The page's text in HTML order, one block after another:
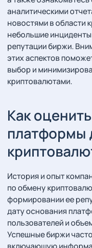
аналитическими
новостями в области
небольшие инциденты
репутации биржи.
этих аспектов
выбор и
криптовалютами.
Как
платформы
История и опыт
по обмену
формировании ее
дату основания
пользователей и
Успешные биржи